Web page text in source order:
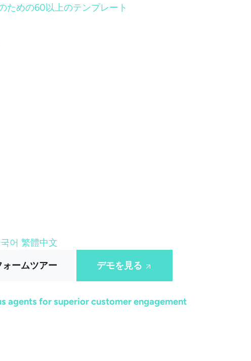
ための60以上のテンプレート
어 繁體中文
ームツアー デモを見る
agents for superior customer engagement